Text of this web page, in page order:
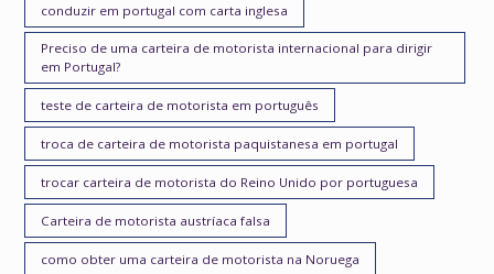
conduzir em portugal com carta inglesa
Preciso de uma carteira de motorista internacional para dirigir
em Portugal?
teste de carteira de motorista em português
troca de carteira de motorista paquistanesa em portugal
trocar carteira de motorista do Reino Unido por portuguesa
Carteira de motorista austríaca falsa
como obter uma carteira de motorista na Noruega